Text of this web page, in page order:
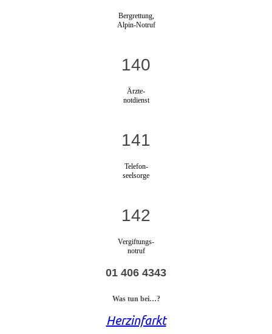
Bergrettung,
Alpin-Notruf
140
Ärzte-
notdienst
141
Telefon-
seelsorge
142
Vergiftungs-
notruf
01 406 4343
Was tun bei…?
Herzinfarkt